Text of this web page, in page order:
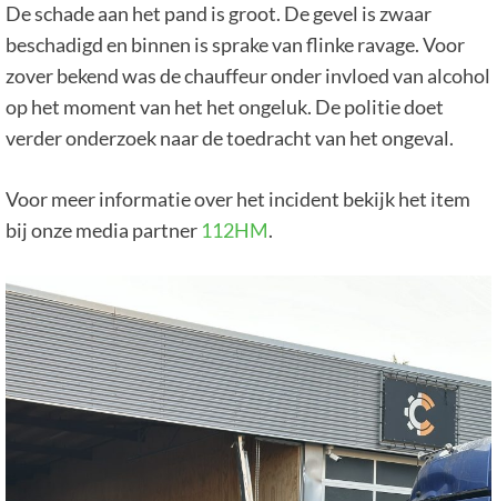
De schade aan het pand is groot. De gevel is zwaar
beschadigd en binnen is sprake van flinke ravage. Voor
zover bekend was de chauffeur onder invloed van alcohol
op het moment van het het ongeluk. De politie doet
verder onderzoek naar de toedracht van het ongeval.
Voor meer informatie over het incident bekijk het item
bij onze media partner 112HM.